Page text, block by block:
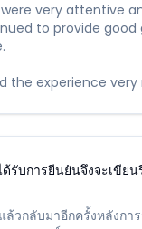
very attentive
to provide good
the experience very
รับการยืนยันจึงจะเขีย
วกลับมาอีกครั้งหลังกา